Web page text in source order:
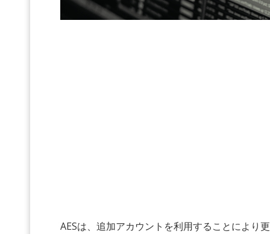
AESは、追加アカウントを利用することにより